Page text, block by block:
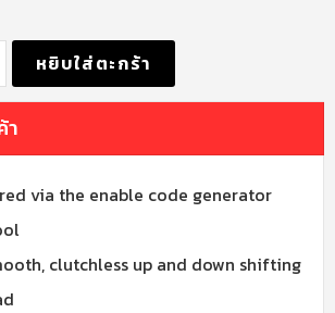
หยิบใส่ตะกร้า
า
via the enable code generator
clutchless up and down shifting